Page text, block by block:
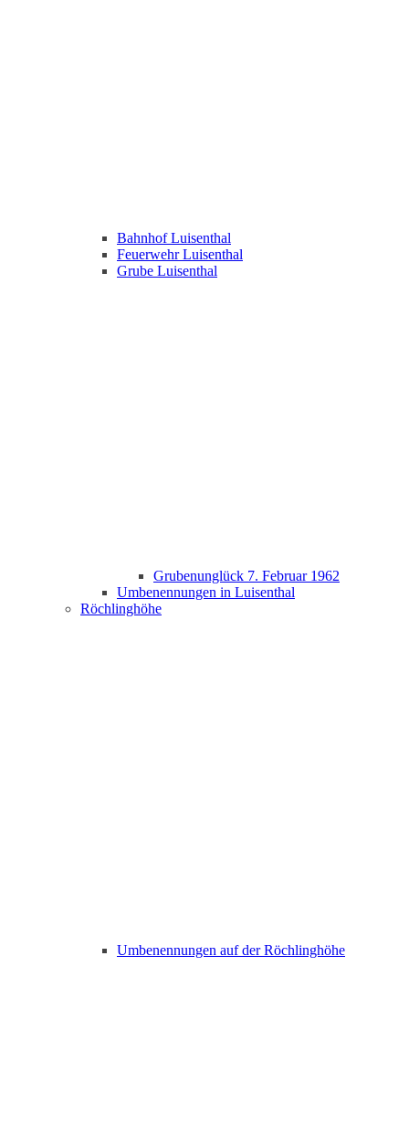
Bahnhof Luisenthal
Feuerwehr Luisenthal
Grube Luisenthal
Grubenunglück 7. Februar 1962
Umbenennungen in Luisenthal
Röchlinghöhe
Umbenennungen auf der Röchlinghöhe